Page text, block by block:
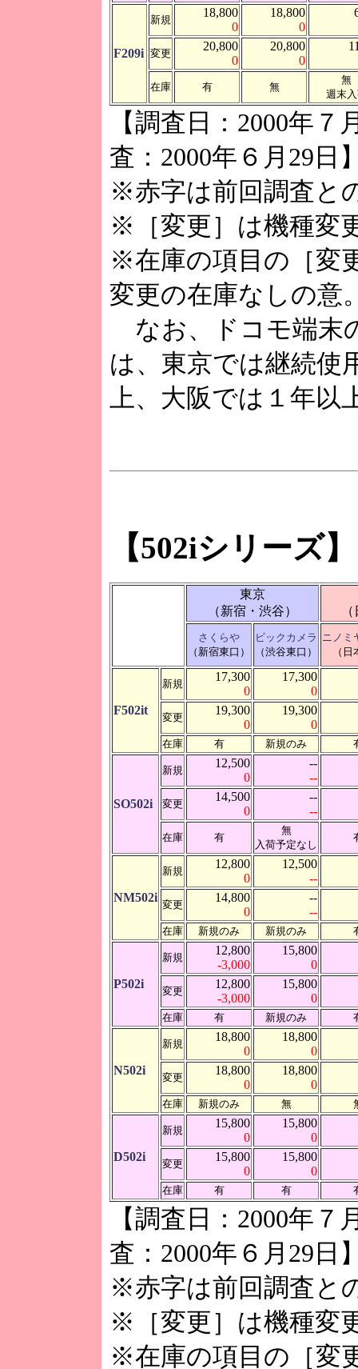
F209i
新規
18,800
0
18,800
0
変更
20,800
0
20,800
0
在庫 有 無
無
週末
【調査日：2000年７
査：2000年６月29日
※赤字は前回調査と
※［変更］は機種変
※在庫の項目の［変
変更の在庫なしの意
なお、ドコモ端末
は、東京では継続使
上、大阪では１年以
【502iシリーズ】
東京
（新宿・渋谷）
さくらや
（新宿東口）
ビックカメラ
（渋谷東口）
ニノミ
（
F502it
新規
17,300
0
17,300
0
変更
19,300
0
19,300
0
在庫 有 新規のみ
SO502i
新規
12,500
0
--
--
変更
14,500
0
--
--
在庫 有
無
入荷予定なし
NM502i
新規
12,800
0
12,500
--
変更
14,800
0
--
--
在庫 新規のみ 新規のみ
P502i
新規
12,800
-3,000
15,800
0
変更
12,800
-3,000
15,800
0
在庫 有 新規のみ
N502i
新規
18,800
0
18,800
0
変更
18,800
0
18,800
0
在庫 新規のみ 無
D502i
新規
15,800
0
15,800
0
変更
15,800
0
15,800
0
在庫 有 有
【調査日：2000年７
査：2000年６月29日
※赤字は前回調査と
※［変更］は機種変
※在庫の項目の［変